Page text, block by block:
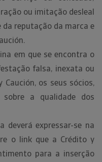
ou imitação desleal
reputação da marca e
em que se encontra o
falsa, inexata ou
os seus sócios,
a qualidade dos
deverá expressar-se na
o link que a Crédito y
para a inserção